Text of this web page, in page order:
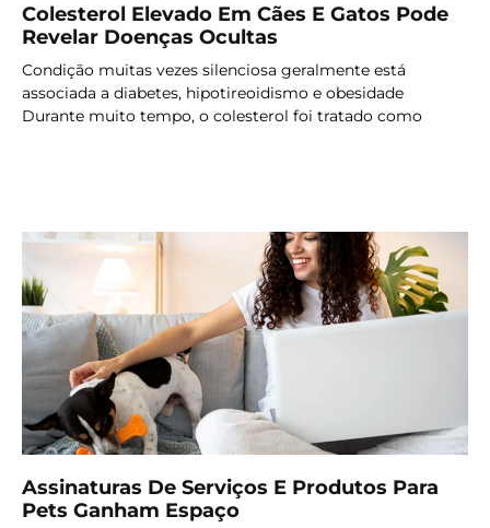
Colesterol Elevado Em Cães E Gatos Pode
Revelar Doenças Ocultas
Condição muitas vezes silenciosa geralmente está
associada a diabetes, hipotireoidismo e obesidade
Durante muito tempo, o colesterol foi tratado como
Assinaturas De Serviços E Produtos Para
Pets Ganham Espaço